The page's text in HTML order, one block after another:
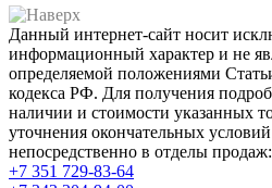
Данный интернет-сайт носит
информационный характер и не
определяемой положениями
кодекса РФ. Для получения
наличии и стоимости указанных
уточнения окончательных
непосредственно в отделы продаж:
+7 351 729-83-64